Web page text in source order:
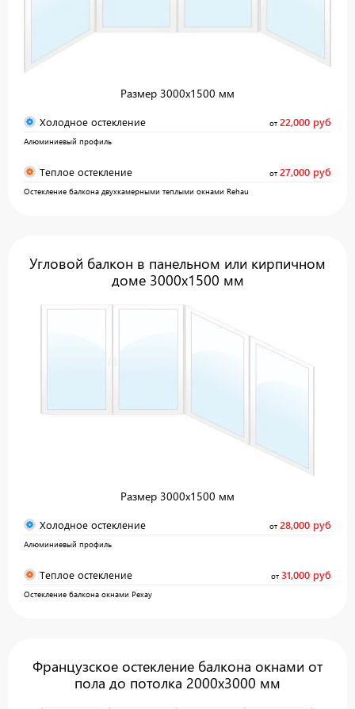
Размер 3000х1500 мм
Холодное остекление от 22,000 руб
Алюминиевый профиль
Теплое остекление от 27,000 руб
Остекление балкона двухкамерными теплыми окнами Rehau
Угловой балкон в панельном или кирпичном
доме 3000х1500 мм
Размер 3000х1500 мм
Холодное остекление от 28,000 руб
Алюминиевый профиль
Теплое остекление от 31,000 руб
Остекление балкона окнами Рехау
Французское остекление балкона окнами от
пола до потолка 2000x3000 мм